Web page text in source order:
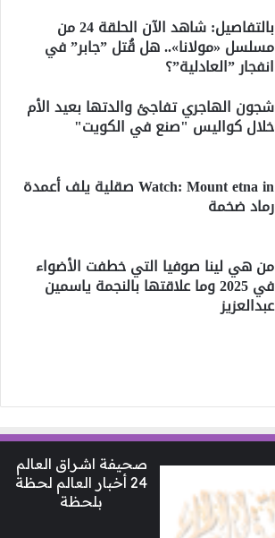
بالتفاصيل: شاهد الآن الحلقة 24 من
مسلسل «مولانا».. هل قُتل ”جابر” في
انفجار ”العادلية”؟
شجون الهاجري تفاجئ والدتها بعيد الأم
خلال كواليس "صنع في الكويت"
Watch: Mount etna in صقلية يلف أعمدة
رماد ضخمة
من هي لينا صوفيا التي خطفت الأضواء
في 2025 وما علاقتها بالنجمة ياسمين
عبدالعزيز
صحيفة اشراق العالم
24 أخبار العالم لحظة
بلحظة